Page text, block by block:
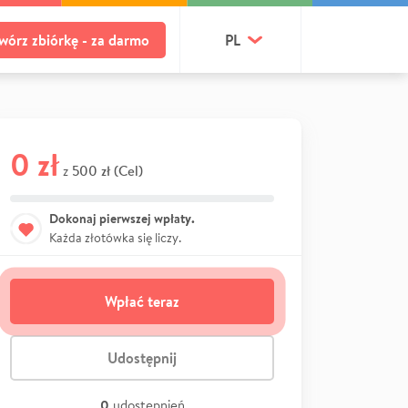
zbiórkę - za darmo PL
0 zł z 500 zł (Cel)
Dokonaj pierwszej wpłaty.
Każda złotówka się liczy.
Wpłać teraz
Udostępnij